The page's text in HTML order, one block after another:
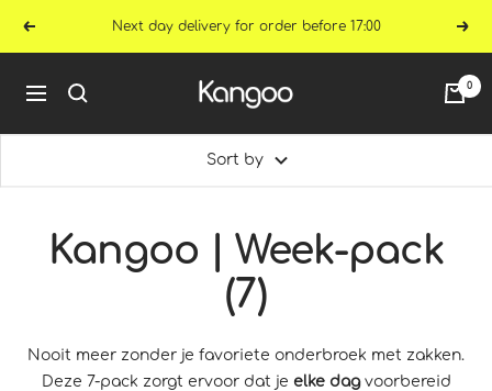
Previous Next day delivery for order before 17:00
Navigation
Kangoo
Underwear
0
Sort by
Kangoo | Week-pack
(7)
Nooit meer zonder je favoriete onderbroek met zakken.
Deze 7-pack zorgt ervoor dat je elke dagvoorbereid